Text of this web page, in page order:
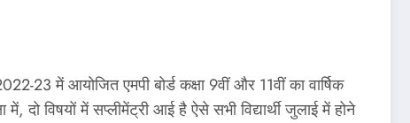
23 में आयोजित एमपी बोर्ड कक्षा 9वीं और 11वीं का वार्षिक
में, दो विषयों में सप्लीमेंट्री आई है ऐसे सभी विद्यार्थी जुलाई में होने